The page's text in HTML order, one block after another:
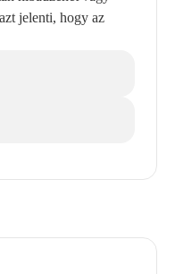
jelenti, hogy az